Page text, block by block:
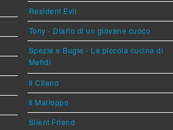
Resident Evil
Tony - Diario di un giovane cuoco
Spezie e Bugie - La piccola cucina di
Mehdi
Il Cileno
Il Malloppo
Silent Friend